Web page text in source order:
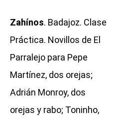
Zahínos. Badajoz. Clase
Práctica. Novillos de El
Parralejo para Pepe
Martínez, dos orejas;
Adrián Monroy, dos
orejas y rabo; Toninho,